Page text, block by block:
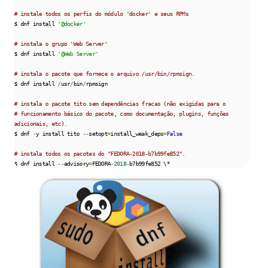
# instale todos os perfis do módulo 'docker' e seus RPMs
$ dnf install
'@docker'
# instala o grupo 'Web Server'
$ dnf install
'@Web Server'
# instala o pacote que fornece o arquivo /usr/bin/rpmsign.
$ dnf install /usr/bin/rpmsign
# instala o pacote tito sem dependências fracas (não exigidas para o
# funcionamento básico do pacote, como documentação, plugins, funções
adicionais, etc).
$ dnf -y install tito --setopt=install_weak_deps=False
# instala todos os pacotes do "FEDORA-2018-b7b99fe852".
$ dnf install --advisory=FEDORA-2018-b7b99fe852 \*